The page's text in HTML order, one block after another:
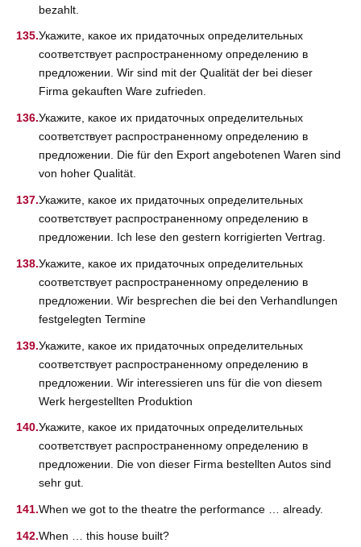
bezahlt.
Укажите, какое их придаточных определительных
соответствует распространенному определению в
предложении. Wir sind mit der Qualität der bei dieser
Firma gekauften Ware zufrieden.
Укажите, какое их придаточных определительных
соответствует распространенному определению в
предложении. Die für den Export angebotenen Waren sind
von hoher Qualität.
Укажите, какое их придаточных определительных
соответствует распространенному определению в
предложении. Ich lese den gestern korrigierten Vertrag.
Укажите, какое их придаточных определительных
соответствует распространенному определению в
предложении. Wir besprechen die bei den Verhandlungen
festgelegten Termine
Укажите, какое их придаточных определительных
соответствует распространенному определению в
предложении. Wir interessieren uns für die von diesem
Werk hergestellten Produktion
Укажите, какое их придаточных определительных
соответствует распространенному определению в
предложении. Die von dieser Firma bestellten Autos sind
sehr gut.
When we got to the theatre the performance … already.
When … this house built?